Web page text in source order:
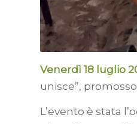
Venerdì 18 luglio
unisce”,
L’evento è stata